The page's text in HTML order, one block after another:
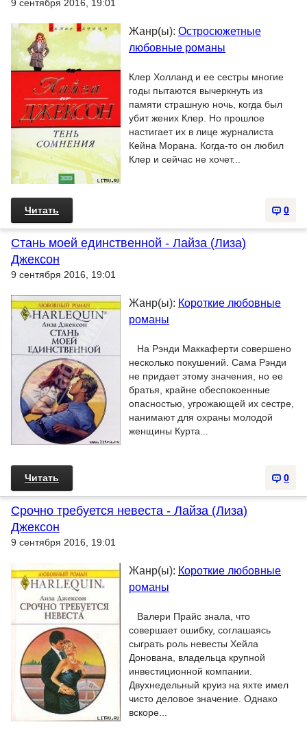
9 сентября 2016, 19:01
Жанр(ы): Остросюжетные
любовные романы
Клер Холланд и ее сестры многие
годы пытаются вычеркнуть из
памяти страшную ночь, когда был
убит жених Клер. Но прошлое
настигает их в лице журналиста
Кейна Морана. Когда-то он любил
Клер и сейчас не хочет...
0
Читать
Стань моей единственной - Лайза (Лиза)
Джексон
9 сентября 2016, 19:01
Жанр(ы): Короткие любовные
романы
На Рэнди Маккаферти совершено
несколько покушений. Сама Рэнди
не придает этому значения, но ее
братья, крайне обеспокоенные
опасностью, угрожающей их сестре,
нанимают для охраны молодой
женщины Курта...
0
Читать
Срочно требуется невеста - Лайза (Лиза)
Джексон
9 сентября 2016, 19:01
Жанр(ы): Короткие любовные
романы
Валери Прайс знала, что
совершает ошибку, соглашаясь
сыграть роль невесты Хейла
Донована, владельца крупной
инвестиционной компании.
Двухнедельный круиз на яхте имел
чисто деловое значение. Однако
вскоре...